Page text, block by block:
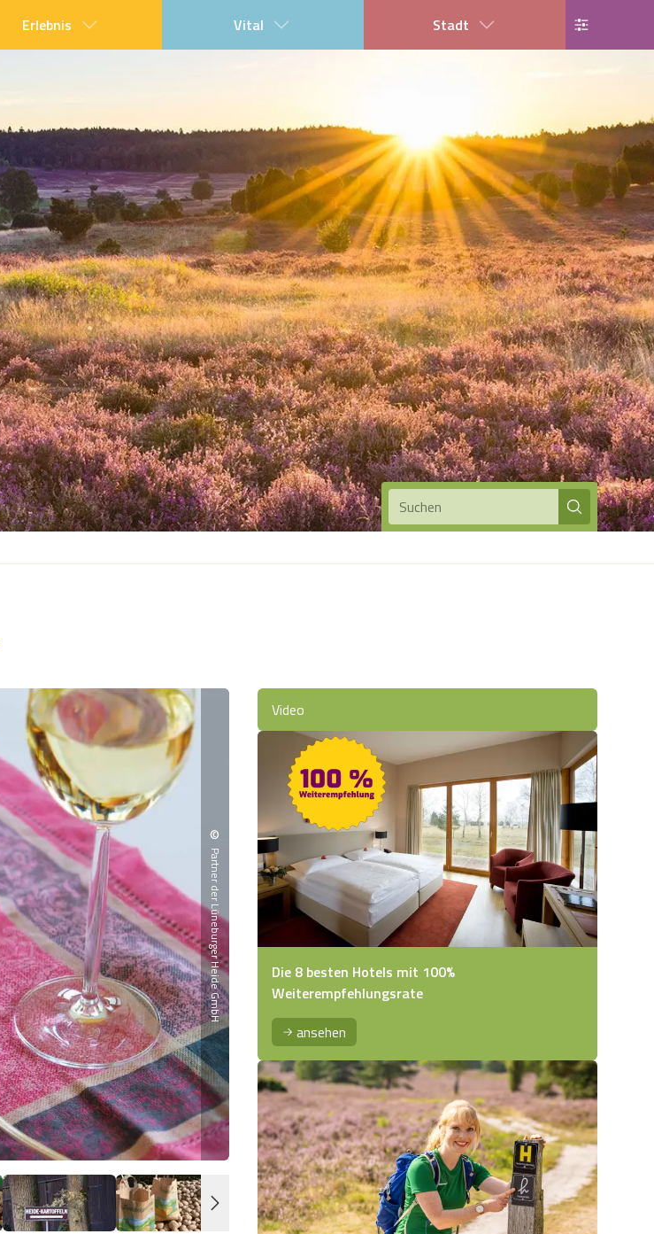
Erlebnis Vital Stadt
Suchen
©
Partner der Lüneburger Heide GmbH
Heide Kartoffel
Video
Die 8 besten Hotels mit 100%
Weiterempfehlungsrate
ansehen